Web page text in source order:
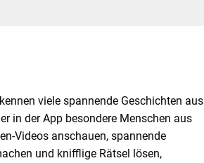
viele spannende Geschichten aus
in der App besondere Menschen aus
Videos anschauen, spannende
und knifflige Rätsel lösen,